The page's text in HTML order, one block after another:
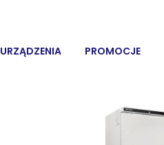
URZĄDZENIA PROMOCJE